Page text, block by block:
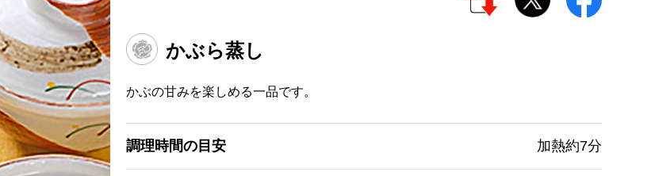
かぶら蒸し
かぶの甘みを楽しめる一品です。
調理時間の目安 加熱約7分